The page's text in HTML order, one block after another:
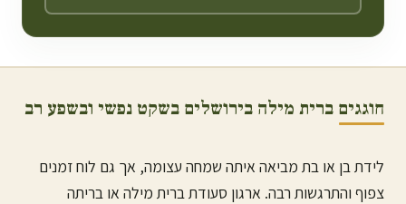
חוגגים ברית מילה בירושלים בשקט נפשי ובשפע רב
לידת בן או בת מביאה איתה שמחה עצומה, אך גם לוח זמנים
צפוף והתרגשות רבה. ארגון סעודת ברית מילה או בריתה